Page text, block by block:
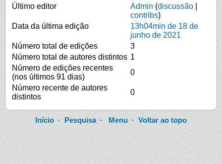
Último editor
Admin (discussão
contribs)
Data da última edição
13h04min de 18 de
junho de 2021
Número total de edições
3
Número total de autores distintos 1
Número de edições recentes
(nos últimos 91 dias)
0
Número recente de autores
distintos
0
Início ·Pesquisa· Menu ·Voltar ao topo